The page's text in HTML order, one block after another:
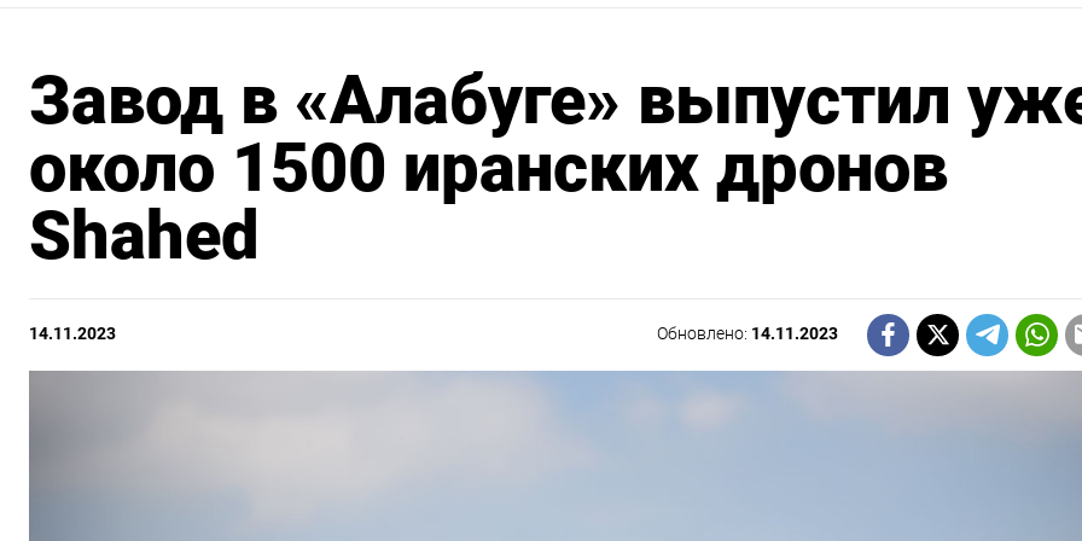
Завод в «Алабуге» выпустил
около 1500 иранских дронов
Shahed
14.11.2023 Обновлено: 14.11.2023